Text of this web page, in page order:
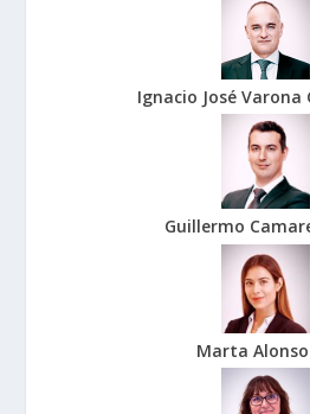
Ignacio José Varona
Guillermo
Marta Alonso